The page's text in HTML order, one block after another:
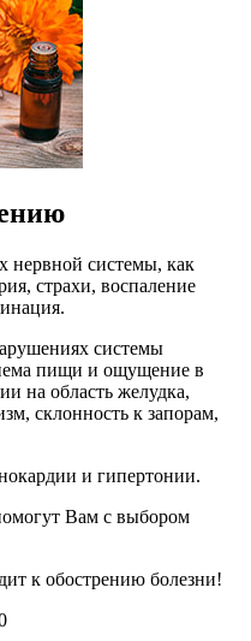
нервной системы, как
страхи, воспаление
системы
пищи и ощущение в
на область желудка,
склонность к запорам,
и гипертонии.
Вам с выбором
к обострению болезни!